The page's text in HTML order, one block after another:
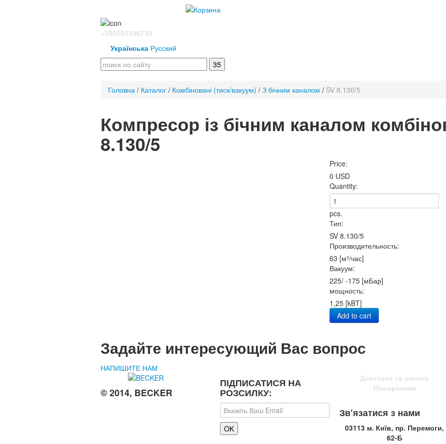
+380503106730
Українська Русский
Головна / Каталог / Комбіновані (тиск/вакуум) / З бічним каналом / SV 8.130/5
Компресор із бічним каналом
8.130/5
Price:
0 USD
Quantity:
pcs.
Тип:
SV 8.130/5
Производительность:
63 [м³/час]
Вакуум:
225/ -175 [мБар]
мощность:
1,25 [kBT]
Add to cart
Задайте интересующий Вас вопрос
НАПИШИТЕ НАМ
© 2014, BECKER
ПІДПИСАТИСЯ НА
РОЗСИЛКУ:
Доставка та оплата
Повернення
Зв’язатися з нами
03113 м. Київ, пр. Перемоги,
62-Б